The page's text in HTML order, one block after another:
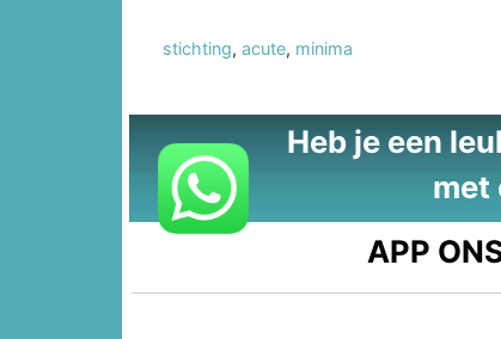
stichting, acute, minima
Heb je een
met
APP